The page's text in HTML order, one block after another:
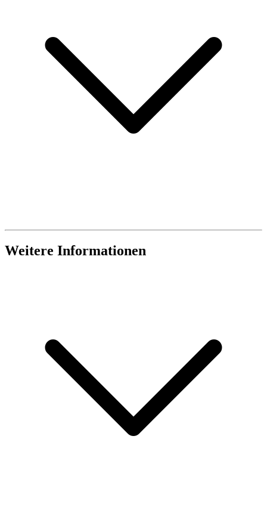
Weitere Informationen